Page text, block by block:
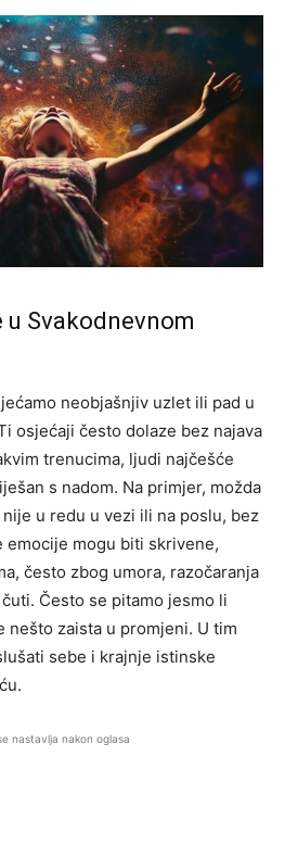
u Svakodnevnom
neobjašnjiv uzlet ili pad u
osjećaji često dolaze bez najava
trenucima, ljudi najčešće
s nadom. Na primjer, možda
u redu u vezi ili na poslu, bez
emocije mogu biti skrivene,
često zbog umora, razočaranja
Često se pitamo jesmo li
zaista u promjeni. U tim
sebe i krajnje istinske
nastavlja nakon oglasa